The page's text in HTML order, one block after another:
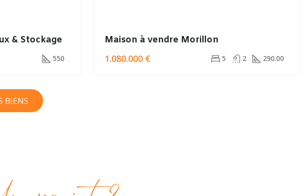
& Stockage
550
Maison à vendre Morillon
1.080.000 €
5 2 290.00
BIENS